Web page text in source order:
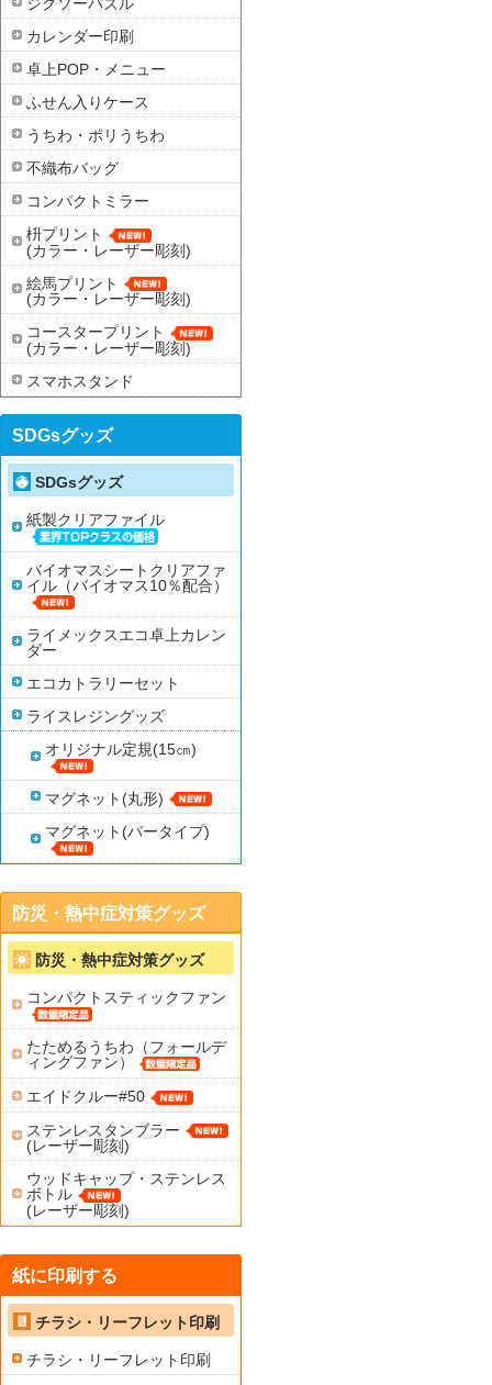
カレンダー印刷
卓上POP・メニュー
ふせん入りケース
うちわ・ポリうちわ
不織布バッグ
コンパクトミラー
枡プリント
(カラー・レーザー彫刻)
絵馬プリント
(カラー・レーザー彫刻)
コースタープリント
(カラー・レーザー彫刻)
スマホスタンド
SDGsグッズ
SDGsグッズ
紙製クリアファイル
バイオマスシートクリアファ
イル（バイオマス10％配合）
ライメックスエコ卓上カレン
ダー
エコカトラリーセット
ライスレジングッズ
オリジナル定規(15㎝)
マグネット(丸形)
マグネット(バータイプ)
防災・熱中症対策グッズ
防災・熱中症対策グッズ
コンパクトスティックファン
たためるうちわ（フォールデ
ィングファン）
エイドクルー#50
ステンレスタンブラー
(レーザー彫刻)
ウッドキャップ・ステンレス
ボトル
(レーザー彫刻)
紙に印刷する
チラシ・リーフレット印刷
チラシ・リーフレット印刷